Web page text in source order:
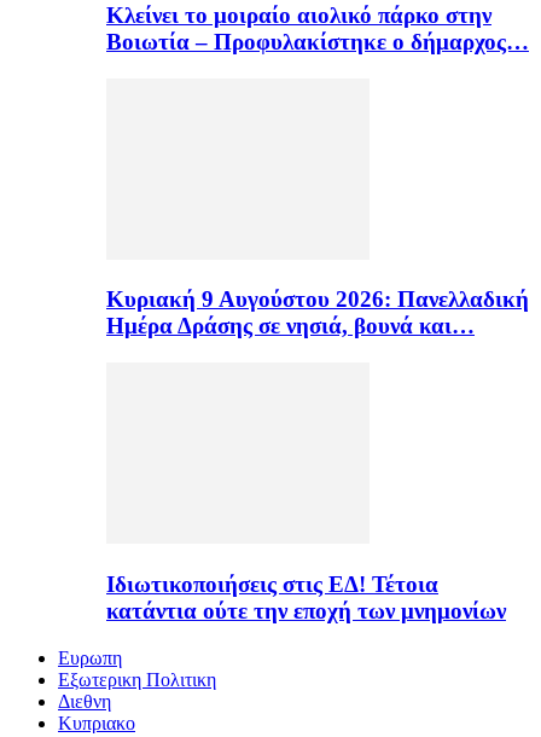
Κλείνει το μοιραίο αιολικό πάρκο στην
Βοιωτία – Προφυλακίστηκε ο δήμαρχος…
Κυριακή 9 Αυγούστου 2026: Πανελλαδική
Ημέρα Δράσης σε νησιά, βουνά και…
Ιδιωτικοποιήσεις στις ΕΔ! Τέτοια
κατάντια ούτε την εποχή των μνημονίων
Ευρωπη
Εξωτερικη Πολιτικη
Διεθνη
Κυπριακο